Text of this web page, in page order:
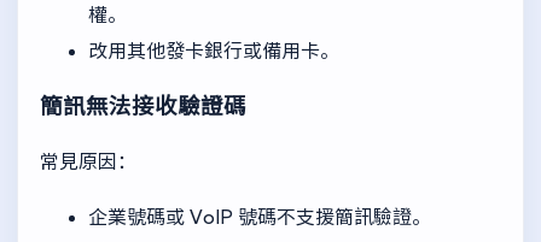
權。
改用其他發卡銀行或備用卡。
簡訊無法接收驗證碼
常見原因：
企業號碼或 VoIP 號碼不支援簡訊驗證。